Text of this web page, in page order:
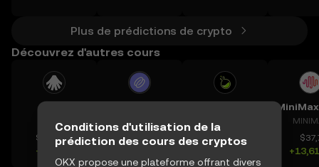
Plus de prédictions de crypto
Découvrez d'autres cours
Allora
ALLO
$0,26212
+1,79 %
BAND
$0,1591
$0,13004
-13,66 %
Conditions d'utilisation de la
prédiction des cours des cryptos
OKX propose une plateforme offrant divers